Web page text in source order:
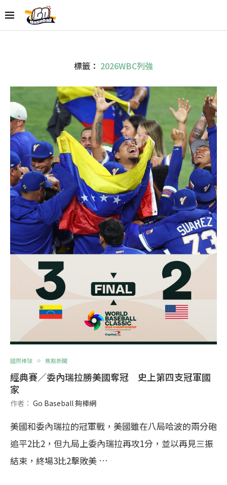
標籤： 2026WBC列強
國際棒球 焦點新聞
經典賽／委內瑞拉勝美國奪冠 史上第四支冠軍國
家
作者： Go Baseball 夠棒網
美國和委內瑞拉的冠軍戰，美國雖在八局哈波的兩分砲
追平2比2，但九局上委內瑞拉再攻1分，並以再見三振
結束，終場3比2擊敗美 …